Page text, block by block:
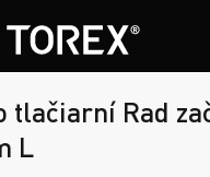
tlačiarní Rad
L